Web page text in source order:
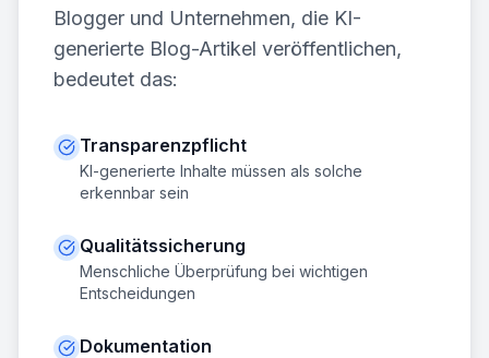
Blogger und Unternehmen, die KI-
generierte Blog-Artikel veröffentlichen,
bedeutet das:
Transparenzpflicht
KI-generierte Inhalte müssen als solche
erkennbar sein
Qualitätssicherung
Menschliche Überprüfung bei wichtigen
Entscheidungen
Dokumentation